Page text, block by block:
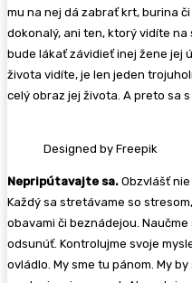
mu na nej dá zabrať krt, burina
dokonalý, ani ten, ktorý vidíte
bude lákať závidieť inej žene jej
života vidíte, je len jeden
celý obraz jej života. A preto sa
Designed by Freepik
Nepripútavajte sa. Obzvlášť
Každý sa stretávame so
obavami či beznádejou.
odsunúť. Kontrolujme svoje
ovládlo. My sme tu pánom. My